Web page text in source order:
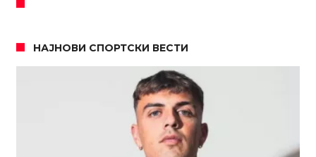
НАЈНОВИ СПОРТСКИ ВЕСТИ